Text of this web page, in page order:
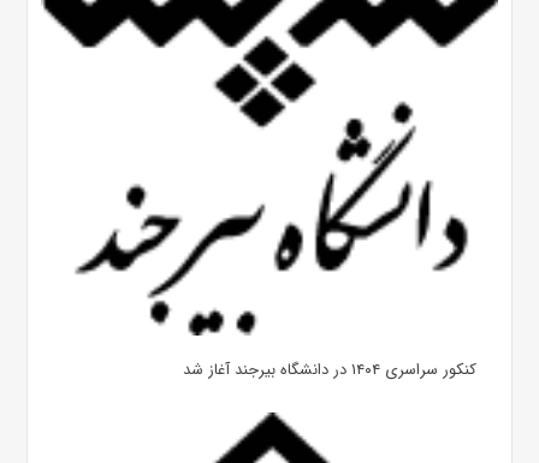
کنکور سراسری ۱۴۰۴ در دانشگاه بیرجند آغاز شد